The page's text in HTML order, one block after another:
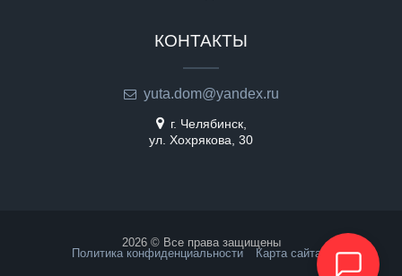
КОНТАКТЫ
yuta.dom@yandex.ru
г. Челябинск,
ул. Хохрякова, 30
2026 © Все права защищены
Политика конфиденциальности
Карта сайта